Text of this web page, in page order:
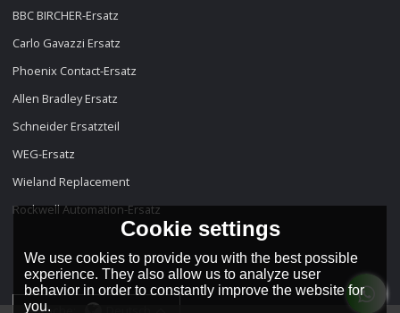
BBC BIRCHER-Ersatz
Carlo Gavazzi Ersatz
Phoenix Contact-Ersatz
Allen Bradley Ersatz
Schneider Ersatzteil
WEG-Ersatz
Wieland Replacement
Rockwell Automation-Ersatz
Cookie settings
We use cookies to provide you with the best possible
experience. They also allow us to analyze user
behavior in order to constantly improve the website for
you.